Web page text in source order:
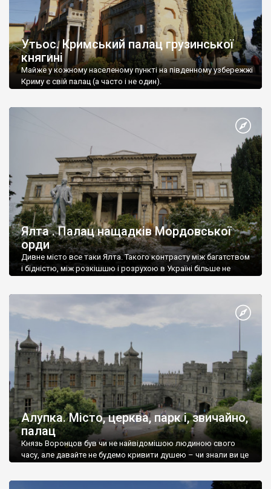
Утьос. Кримський палац грузинської
княгині
Майже у кожному населеному пункті на південному узбережжі
Криму є свій палац (а часто і не один).
Ялта . Палац нащадків Мордовської
орди
Дивне місто все таки Ялта. Такого контрасту між багатством
і бідністю, між розкішшю і розрухою в Україні більше не
Алупка. Місто, церква, парк і, звичайно,
палац
Князь Воронцов був чи не найвідомішою людиною свого
часу, але давайте не будемо кривити душею – чи знали ви це